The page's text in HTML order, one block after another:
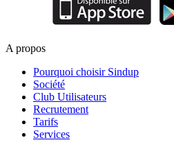
A propos
Pourquoi choisir Sindup
Société
Club Utilisateurs
Recrutement
Tarifs
Services